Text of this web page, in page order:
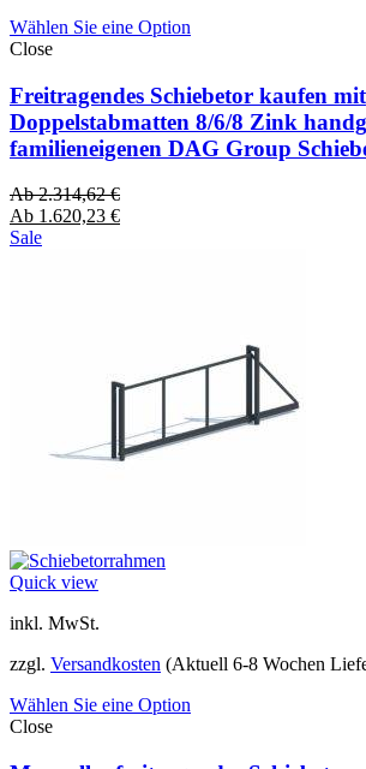
Wählen Sie eine Option
Close
Freitragendes Schiebetor kaufen mit
Doppelstabmatten 8/6/8 Zink
familieneigenen DAG Group
Ab2.314,62€
Ab 1.620,23 €
Sale
Quick view
inkl. MwSt.
zzgl. Versandkosten (Aktuell 6-8 Wochen
Wählen Sie eine Option
Close